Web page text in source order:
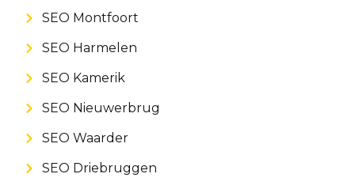
SEO Montfoort
SEO Harmelen
SEO Kamerik
SEO Nieuwerbrug
SEO Waarder
SEO Driebruggen